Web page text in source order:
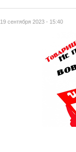
19 сентября 2023 - 15:40